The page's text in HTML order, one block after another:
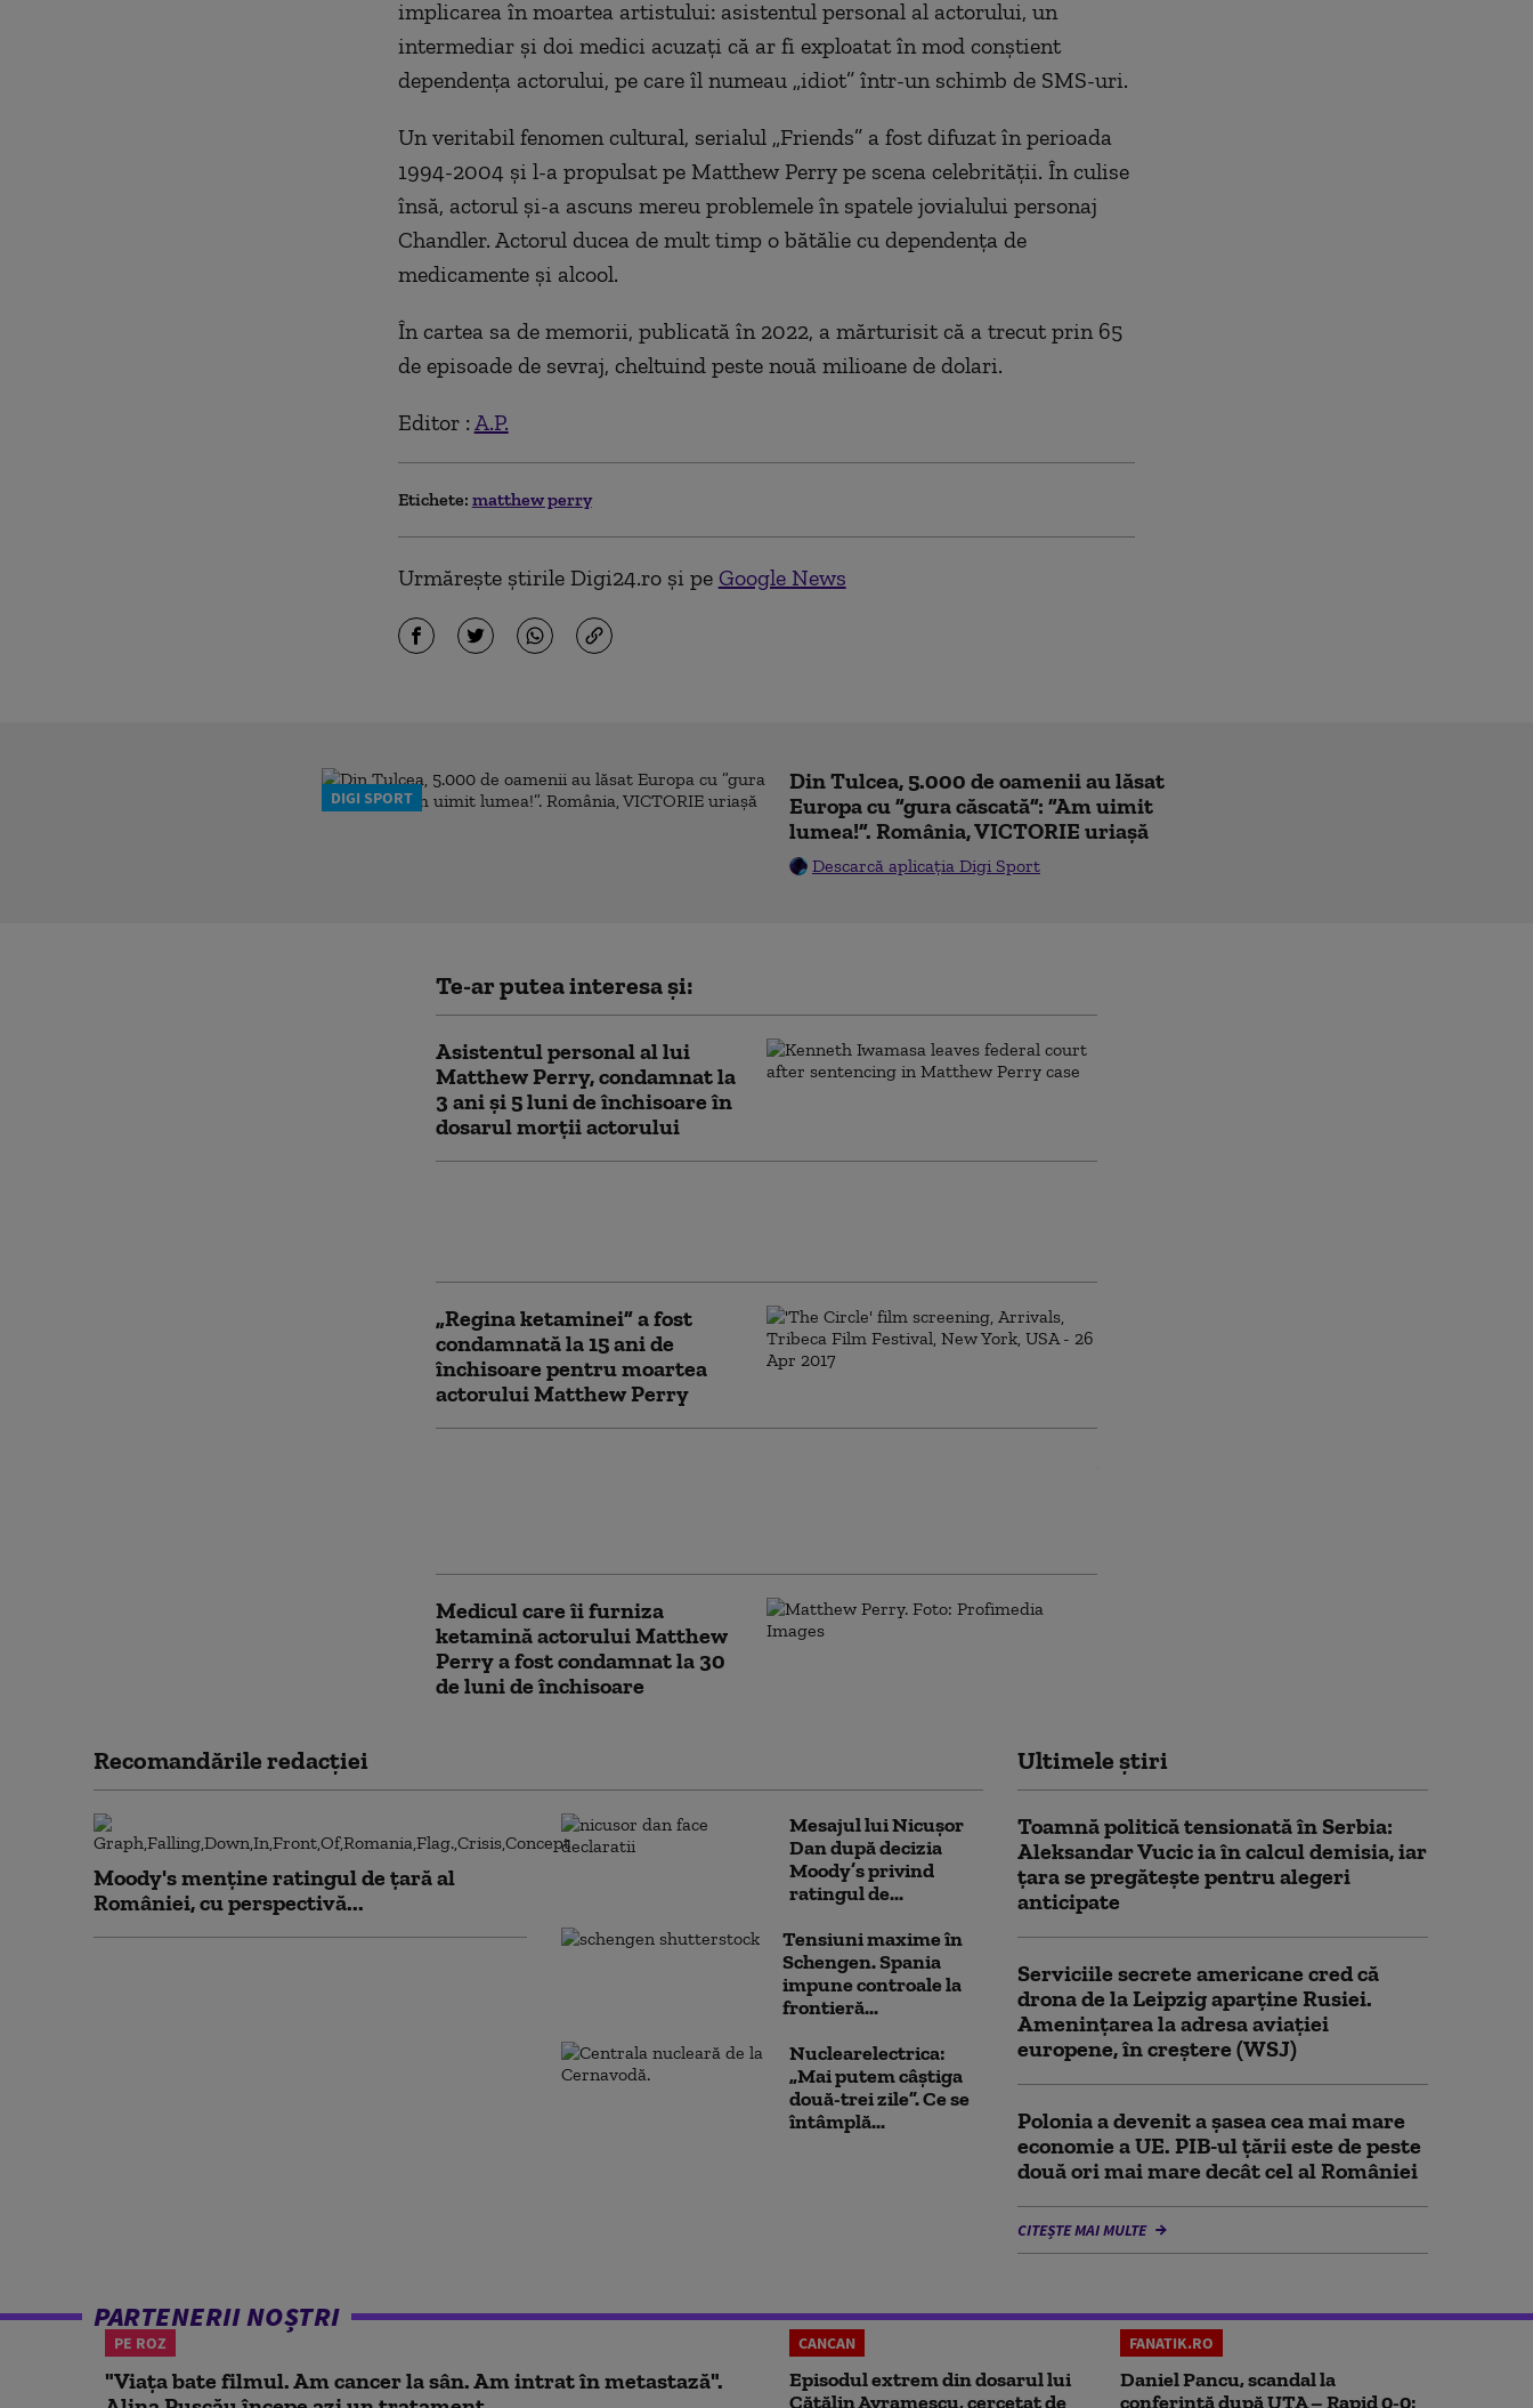
implicarea în moartea artistului: asistentul personal al actorului, un
intermediar şi doi medici acuzaţi că ar fi exploatat în mod conştient
dependenţa actorului, pe care îl numeau „idiot” într-un schimb de SMS-uri.
Un veritabil fenomen cultural, serialul „Friends” a fost difuzat în perioada
1994-2004 şi l-a propulsat pe Matthew Perry pe scena celebrităţii. În culise
însă, actorul şi-a ascuns mereu problemele în spatele jovialului personaj
Chandler. Actorul ducea de mult timp o bătălie cu dependenţa de
medicamente şi alcool.
În cartea sa de memorii, publicată în 2022, a mărturisit că a trecut prin 65
de episoade de sevraj, cheltuind peste nouă milioane de dolari.
Editor : A.P.
Etichete: matthew perry
Urmărește știrile Digi24.ro și pe Google News
DIGI SPORT
Din Tulcea, 5.000 de oamenii au lăsat
Europa cu ”gura căscată”: ”Am uimit
lumea!”. România, VICTORIE uriașă
Descarcă aplicația Digi Sport
Te-ar putea interesa și:
Asistentul personal al lui
Matthew Perry, condamnat la
3 ani și 5 luni de închisoare în
dosarul morții actorului
„Regina ketaminei” a fost
condamnată la 15 ani de
închisoare pentru moartea
actorului Matthew Perry
Medicul care îi furniza
ketamină actorului Matthew
Perry a fost condamnat la 30
de luni de închisoare
Recomandările redacţiei
Moody's menține ratingul de țară al
României, cu perspectivă...
Mesajul lui Nicușor
Dan după decizia
Moody’s privind
ratingul de...
Tensiuni maxime în
Schengen. Spania
impune controale la
frontieră...
Nuclearelectrica:
„Mai putem câștiga
două-trei zile”. Ce se
întâmplă...
Ultimele știri
Toamnă politică tensionată în Serbia:
Aleksandar Vucic ia în calcul demisia, iar
țara se pregătește pentru alegeri
anticipate
Serviciile secrete americane cred că
drona de la Leipzig aparține Rusiei.
Amenințarea la adresa aviației
europene, în creștere (WSJ)
Polonia a devenit a șasea cea mai mare
economie a UE. PIB-ul țării este de peste
două ori mai mare decât cel al României
CITEȘTE MAI MULTE
PARTENERII NOȘTRI
PE ROZ
"Viața bate filmul. Am cancer la sân. Am intrat în metastază".
CANCAN
Episodul extrem din dosarul lui
Cătălin Avramescu, cercetat de
FANATIK.RO
Daniel Pancu, scandal la
conferință după UTA – Rapid 0-0: